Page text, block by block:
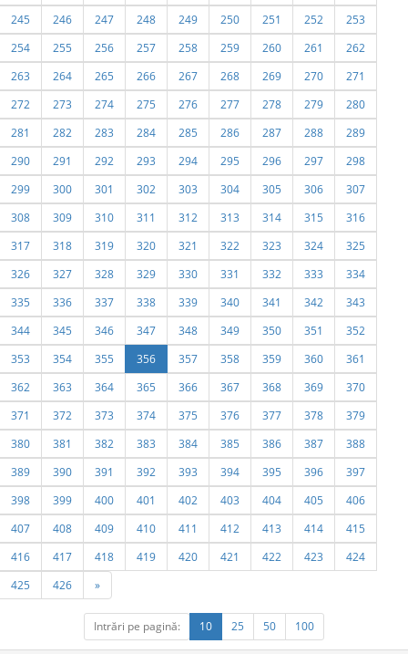
245
246 247 248 249 250 251 252
253
254
255 256 257 258 259 260 261
262
263
264 265 266 267 268 269 270
271
272
273 274 275 276 277 278 279
280
281
282 283 284 285 286 287 288
289
290
291 292 293 294 295 296 297
298
299
300 301 302 303 304 305 306
307
308
309 310 311 312 313 314 315
316
317
318 319 320 321 322 323 324
325
326
327 328 329 330 331 332 333
334
335
336 337 338 339 340 341 342
343
344
345 346 347 348 349 350 351
352
353
354 355 356 357 358 359 360
361
362
363 364 365 366 367 368 369
370
371
372 373 374 375 376 377 378
379
380
381 382 383 384 385 386 387
388
389
390 391 392 393 394 395 396
397
398
399 400 401 402 403 404 405
406
407
408 409 410 411 412 413 414
415
416
417 418 419 420 421 422 423
424
425
426 »
Intrări pe pagină: 10 25 50 100